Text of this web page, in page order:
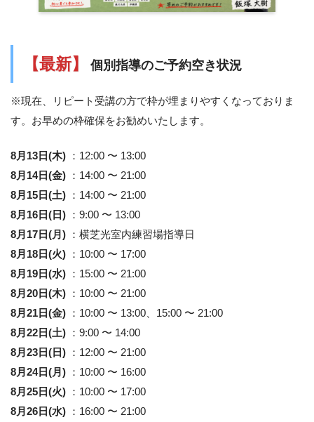
【最新】 個別指導のご予約空き状況
※現在、リピート受講の方で枠が埋まりやすくなっておりま
す。お早めの枠確保をお勧めいたします。
8月13日(木)
：12:00 〜 13:00
8月14日(金)
：14:00 〜 21:00
8月15日(土)
：14:00 〜 21:00
8月16日(日)
：9:00 〜 13:00
8月17日(月)
：横芝光室内練習場指導日
8月18日(火)
：10:00 〜 17:00
8月19日(水)
：15:00 〜 21:00
8月20日(木)
：10:00 〜 21:00
8月21日(金)
：10:00 〜 13:00、15:00 〜 21:00
8月22日(土)
：9:00 〜 14:00
8月23日(日)
：12:00 〜 21:00
8月24日(月)
：10:00 〜 16:00
8月25日(火)
：10:00 〜 17:00
8月26日(水)
：16:00 〜 21:00